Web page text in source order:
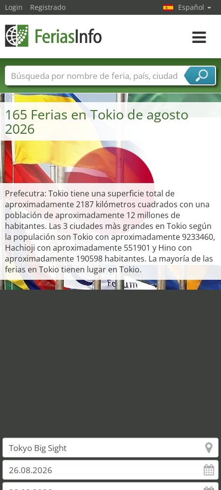
165 Ferias en Tokio de agosto
2026
Prefecutra: Tokio tiene una superficie total de
aproximadamente 2187 kilómetros cuadrados con una
población de aproximadamente 12 millones de
habitantes. Las 3 ciudades màs grandes en Tokio según
la populación son Tokio con aproximadamente 9233460,
Hachioji con aproximadamente 551901 y Hino con
aproximadamente 190598 habitantes. La mayoría de las
ferias en Tokio tienen lugar en Tokio.
Login Registrado Español
toggle
Nombres de ferias Países
Ciudades
Sectores de ferias
Sectores de proveedor de servicios